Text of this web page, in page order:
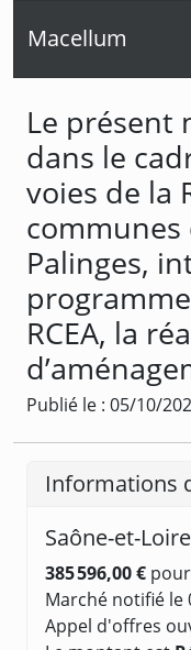
Macellum
Le présent
dans le
voies de la
communes
Palinges,
RCEA, la
Publié le : 05/10/
Informations
Saône-et-Loire
385 596,00 €
Marché notifié le
Appel d'offres